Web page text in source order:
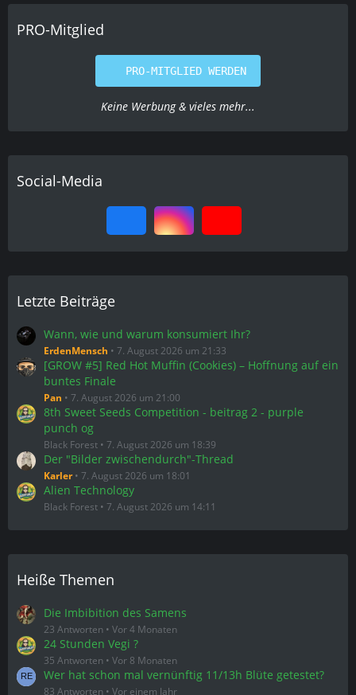
PRO-Mitglied
PRO-MITGLIED WERDEN
Keine Werbung & vieles mehr...
Social-Media
Letzte Beiträge
Wann, wie und warum konsumiert Ihr?
ErdenMensch 7. August 2026 um 21:33
[GROW #5] Red Hot Muffin (Cookies) – Hoffnung auf ein
buntes Finale
Pan 7. August 2026 um 21:00
8th Sweet Seeds Competition - beitrag 2 - purple
punch og
Black Forest 7. August 2026 um 18:39
Der "Bilder zwischendurch"-Thread
Karler 7. August 2026 um 18:01
Alien Technology
Black Forest 7. August 2026 um 14:11
Heiße Themen
Die Imbibition des Samens
23 Antworten Vor 4 Monaten
24 Stunden Vegi ?
35 Antworten Vor 8 Monaten
Wer hat schon mal vernünftig 11/13h Blüte getestet?
83 Antworten Vor einem Jahr